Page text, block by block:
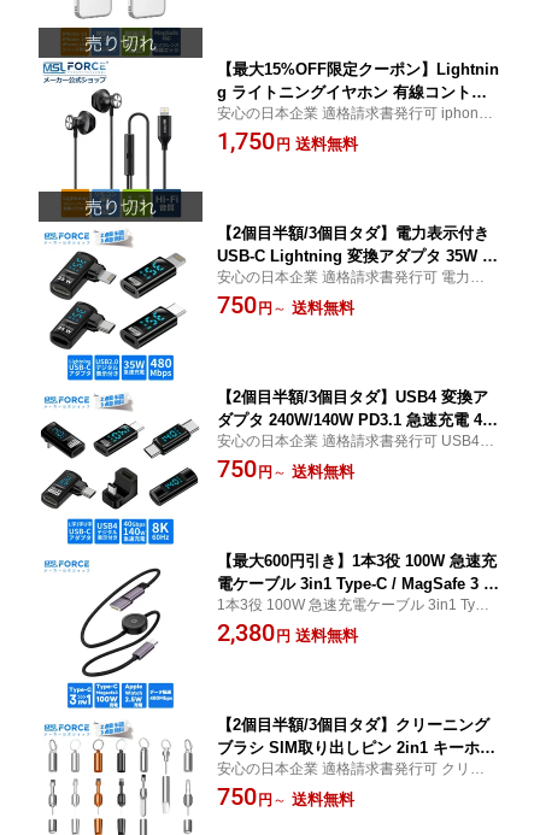
【最大15%OFF限定クーポン】Lightnin
g ライトニングイヤホン 有線コントロ
ール マイク付き HiFi 有線イヤホン 音量
調節機能付き イヤホン ノイズキャンセ
安心の日本企業 適格請求書発行可 iphone1
4/13/12/11/xs lightning ライトニングイヤホ
ン 有線コントロール 音量調節機能付き イ
1,750円 送料無料
【2個目半額/3個目タダ】電力表示付き
USB-C Lightning 変換アダプタ 35W P
D急速充電対応 480Mbps 高速データ転
送 相互変換 コネクタ 電圧 電流 リアル
安心の日本企業 適格請求書発行可 電力表示
付き USB-C Lightning 変換アダプタ 35W P
D急速充電対応 480Mbps 高速データ転送
750円 ～ 送料無料
【2個目半額/3個目タダ】USB4 変換ア
ダプタ 240W/140W PD3.1 急速充電 40
Gbps 超高速データ転送 8K@60Hz 映像
出力 リアルタイム電力表示 デジタルデ
安心の日本企業 適格請求書発行可 USB4 変
換アダプタ 240W/140W PD3.1 急速充電 40
Gbps 超高速データ転送 8K@60Hz 映像出
750円 ～ 送料無料
【最大600円引き】1本3役 100W 急速充
電ケーブル 3in1 Type-C / MagSafe 3 変
換アダプタ / A-pple Watch 充電器 PD
対応 480Mbps データ転送 スマホ ノー
1本3役 100W 急速充電ケーブル 3in1 Type-
C / MagSafe 3 変換アダプタ / A-pple Watch
充電器 PD対応 480Mbps データ転送 スマホ
2,380円 送料無料
【2個目半額/3個目タダ】クリーニング
ブラシ SIM取り出しピン 2in1 キーホル
ダー 爪やすり 携帯便利 SIMカード 専用
ピン 紛失防止 SIM-2in1 適格請求書発行
安心の日本企業 適格請求書発行可 クリーニ
ングブラシ SIM取り出しピン 2in1 キーホル
ダー 携帯便利 耐久性 高品質アルミ合金製
750円 ～ 送料無料